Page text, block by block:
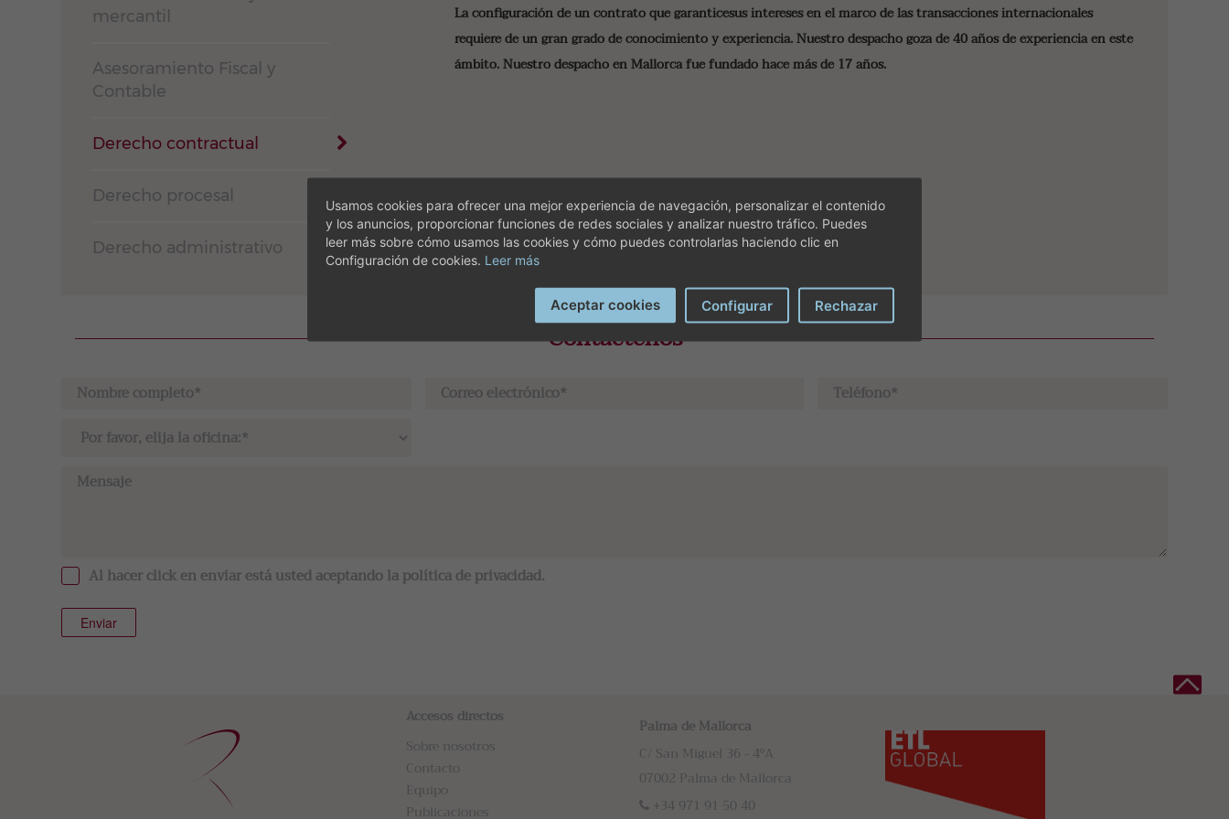
mercantil
Asesoramiento Fiscal y
Contable
Derecho contractual
Derecho procesal
Derecho administrativo
La configuración de un contrato que garanticesus intereses en el marco de las transacciones internacionales
requiere de un gran grado de conocimiento y experiencia. Nuestro despacho goza de 40 años de experiencia en este
ámbito. Nuestro despacho en Mallorca fue fundado hace más de 17 años.
Contáctenos
Al hacer click en enviar está usted aceptando lapolítica de privacidad.
Enviar
Accesos directos
Sobre nosotros
Contacto
Equipo
Publicaciones
Palma de Mallorca
C/ San Miguel 36 - 4ºA
07002 Palma de Mallorca
+34 971 91 50 40
Usamos cookies para ofrecer una mejor experiencia de navegación, personalizar el contenido
y los anuncios, proporcionar funciones de redes sociales y analizar nuestro tráfico. Puedes
leer más sobre cómo usamos las cookies y cómo puedes controlarlas haciendo clic en
Configuración de cookies. Leer más
Aceptar cookies Configurar Rechazar